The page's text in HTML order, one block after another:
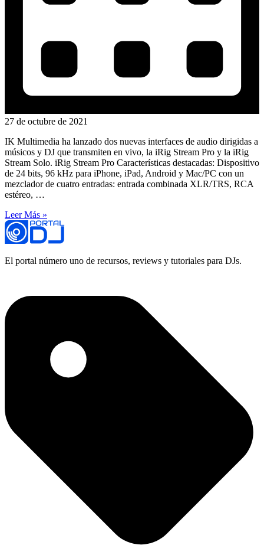
27 de octubre de 2021
IK Multimedia ha lanzado dos nuevas interfaces de audio dirigidas a
músicos y DJ que transmiten en vivo, la iRig Stream Pro y la iRig
Stream Solo. iRig Stream Pro Características destacadas: Dispositivo
de 24 bits, 96 kHz para iPhone, iPad, Android y Mac/PC con un
mezclador de cuatro entradas: entrada combinada XLR/TRS, RCA
estéreo, …
Leer Más »
El portal número uno de recursos, reviews y tutoriales para DJs.